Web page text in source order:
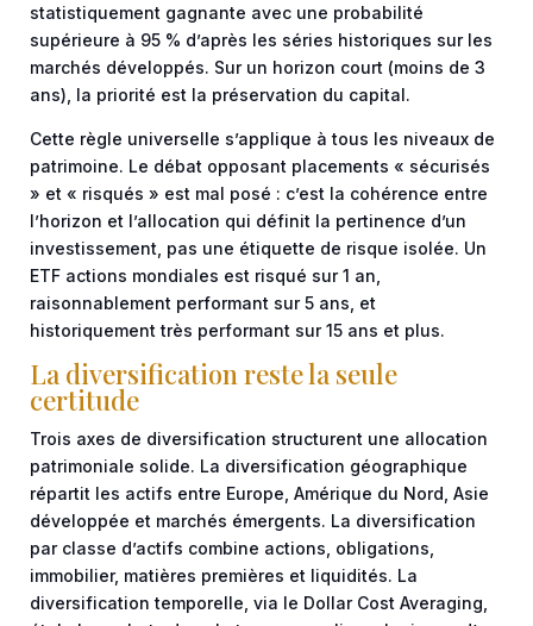
statistiquement gagnante avec une probabilité
supérieure à 95 % d’après les séries historiques sur les
marchés développés. Sur un horizon court (moins de 3
ans), la priorité est la préservation du capital.
Cette règle universelle s’applique à tous les niveaux de
patrimoine. Le débat opposant placements « sécurisés
» et « risqués » est mal posé : c’est la cohérence entre
l’horizon et l’allocation qui définit la pertinence d’un
investissement, pas une étiquette de risque isolée. Un
ETF actions mondiales est risqué sur 1 an,
raisonnablement performant sur 5 ans, et
historiquement très performant sur 15 ans et plus.
La diversification reste la seule
certitude
Trois axes de diversification structurent une allocation
patrimoniale solide. La diversification géographique
répartit les actifs entre Europe, Amérique du Nord, Asie
développée et marchés émergents. La diversification
par classe d’actifs combine actions, obligations,
immobilier, matières premières et liquidités. La
diversification temporelle, via le Dollar Cost Averaging